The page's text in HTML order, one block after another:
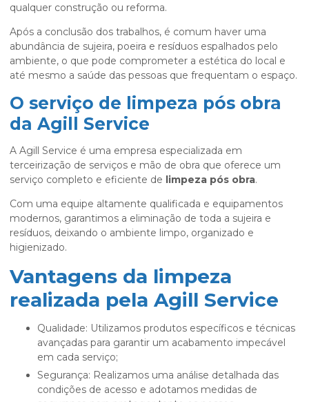
qualquer construção ou reforma.
Após a conclusão dos trabalhos, é comum haver uma
abundância de sujeira, poeira e resíduos espalhados pelo
ambiente, o que pode comprometer a estética do local e
até mesmo a saúde das pessoas que frequentam o espaço.
O serviço de limpeza pós obra
da Agill Service
A Agill Service é uma empresa especializada em
terceirização de serviços e mão de obra que oferece um
serviço completo e eficiente de limpeza pós obra.
Com uma equipe altamente qualificada e equipamentos
modernos, garantimos a eliminação de toda a sujeira e
resíduos, deixando o ambiente limpo, organizado e
higienizado.
Vantagens da limpeza
realizada pela Agill Service
Qualidade: Utilizamos produtos específicos e técnicas
avançadas para garantir um acabamento impecável
em cada serviço;
Segurança: Realizamos uma análise detalhada das
condições de acesso e adotamos medidas de